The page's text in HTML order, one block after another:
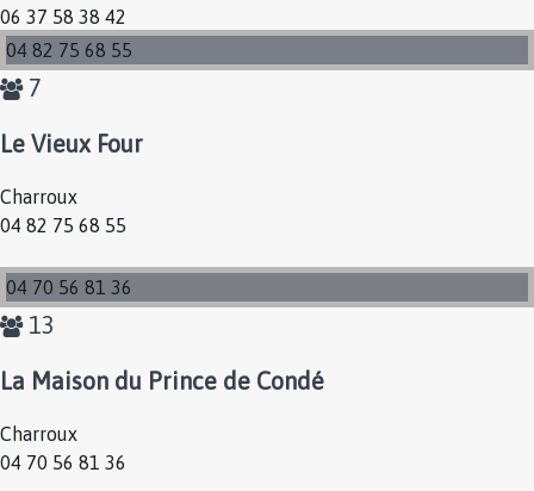
06 37 58 38 42
04 82 75 68 55
7
Le Vieux Four
Charroux
04 82 75 68 55
04 70 56 81 36
13
La Maison du Prince de Condé
Charroux
04 70 56 81 36